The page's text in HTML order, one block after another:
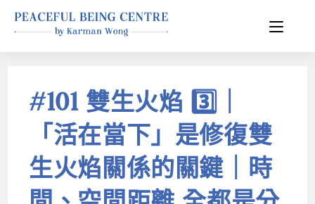
#101 雙生火焰 3️⃣｜
「活在當下」是修復雙
生火焰關係的關鍵｜時